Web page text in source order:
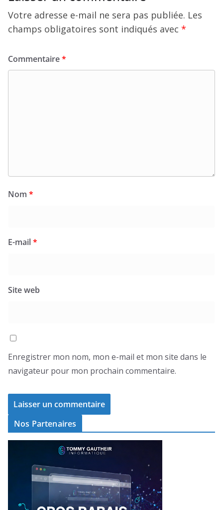
Votre adresse e-mail ne sera pas publiée. Les
champs obligatoires sont indiqués avec *
Commentaire*
Nom *
E-mail*
Site web
Enregistrer mon nom, mon e-mail et mon site dans le
navigateur pour mon prochain commentaire.
Nos Partenaires